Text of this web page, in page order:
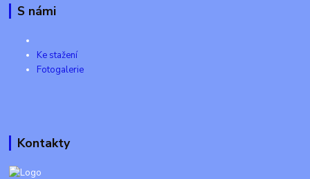
S námi
Ke stažení
Fotogalerie
Kontakty